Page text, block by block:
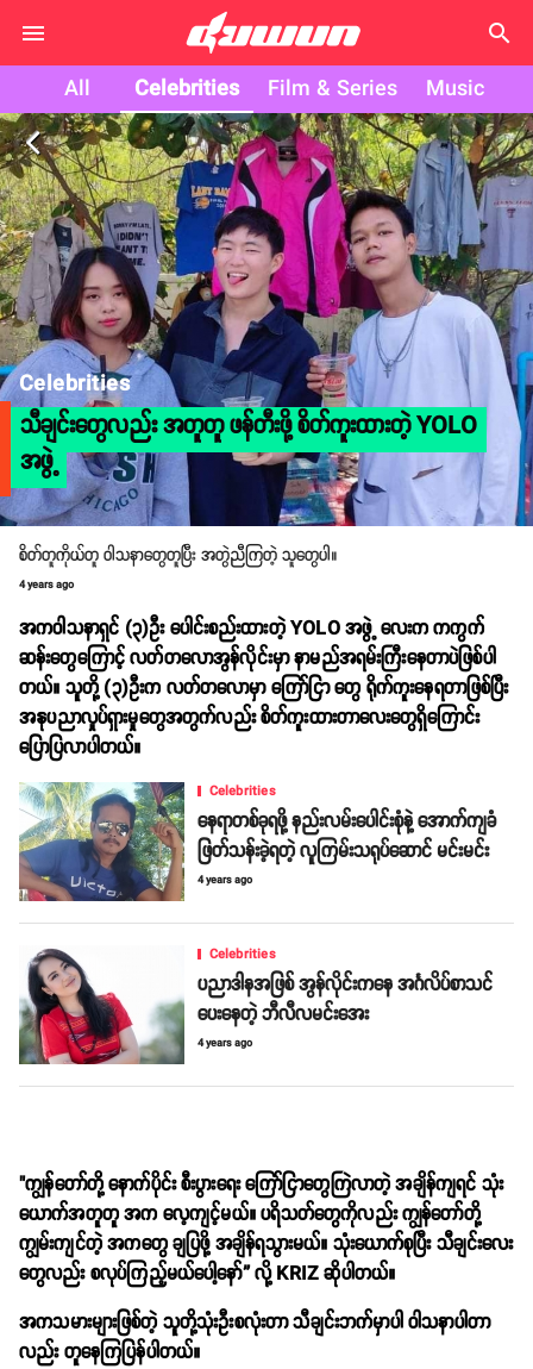
search
All Celebrities Film & Series Music
arrow_back_ios
Celebrities
သီချင်းတွေလည်း အတူတူ ဖန်တီးဖို့ စိတ်ကူးထားတဲ့ YOLO
အဖွဲ့
စိတ်တူကိုယ်တူ ဝါသနာတွေတူပြီး အတွဲညီကြတဲ့ သူတွေပါ။
4 years ago
အက၀ါသနာရှင် (၃)ဦး ပေါင်းစည်းထားတဲ့ YOLO အဖွဲ့ လေးက ကကွက်
ဆန်းတွေကြောင့် လတ်တလောအွန်လိုင်းမှာ နာမည်အရမ်းကြီးနေတာပဲဖြစ်ပါ
တယ်။ သူတို့ (၃)ဦးက လတ်တလောမှာ ကြော်ငြာ တွေ ရိုက်ကူးနေရတာဖြစ်ပြီး
အနုပညာလှုပ်ရှားမှုတွေအတွက်လည်း စိတ်ကူးထားတာလေးတွေရှိကြောင်း
ပြောပြလာပါတယ်။
Celebrities
နေရာတစ်ခုရဖို့ နည်းလမ်းပေါင်းစုံနဲ့ အောက်ကျခံ
ဖြတ်သန်းခဲ့ရတဲ့ လူကြမ်းသရုပ်ဆောင် မင်းမင်း
4 years ago
Celebrities
ပညာဒါနအဖြစ် အွန်လိုင်းကနေ အင်္ဂလိပ်စာသင်
ပေးနေတဲ့ ဘီလီလမင်းအေး
4 years ago
"ကျွန်တော်တို့ နောက်ပိုင်း စီးပွားရေး ကြော်ငြာတွေကြဲလာတဲ့ အချိန်ကျရင် သုံး
ယောက်အတူတူ အက လေ့ကျင့်မယ်။ ပရိသတ်တွေကိုလည်း ကျွန်တော်တို့
ကျွမ်းကျင်တဲ့ အကတွေ ချပြဖို့ အချိန်ရသွားမယ်။ သုံးယောက်စုပြီး သီချင်းလေး
တွေလည်း စလုပ်ကြည့်မယ်ပေါ့နော်” လို့ KRIZ ဆိုပါတယ်။
အကသမားများဖြစ်တဲ့ သူတို့သုံးဦးစလုံးတာ သီချင်းဘက်မှာပါ ဝါသနာပါတာ
လည်း တူနေကြပြန်ပါတယ်။